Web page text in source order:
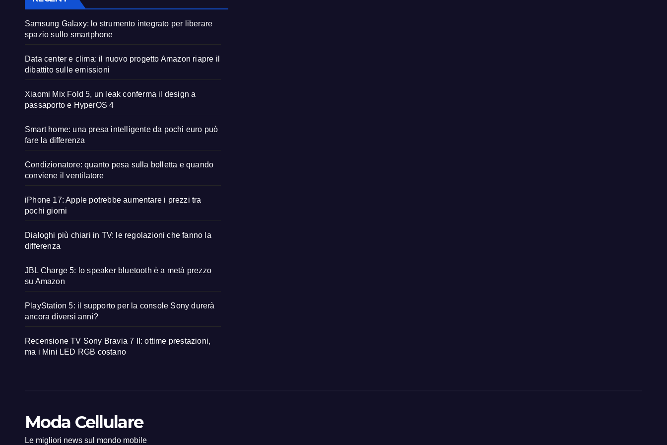
Samsung Galaxy: lo strumento integrato per liberare
spazio sullo smartphone
Data center e clima: il nuovo progetto Amazon riapre il
dibattito sulle emissioni
Xiaomi Mix Fold 5, un leak conferma il design a
passaporto e HyperOS 4
Smart home: una presa intelligente da pochi euro può
fare la differenza
Condizionatore: quanto pesa sulla bolletta e quando
conviene il ventilatore
iPhone 17: Apple potrebbe aumentare i prezzi tra
pochi giorni
Dialoghi più chiari in TV: le regolazioni che fanno la
differenza
JBL Charge 5: lo speaker bluetooth è a metà prezzo
su Amazon
PlayStation 5: il supporto per la console Sony durerà
ancora diversi anni?
Recensione TV Sony Bravia 7 II: ottime prestazioni,
ma i Mini LED RGB costano
Moda Cellulare
Le migliori news sul mondo mobile